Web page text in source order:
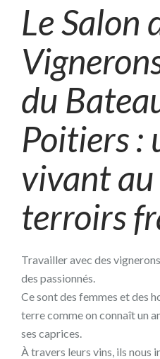
Le Salon
du
Poitiers :
vivant
terroirs
Travailler avec des
des passionnés.
Ce sont des femmes et des
terre comme on connaît un
ses caprices.
À travers leurs vins, ils nous